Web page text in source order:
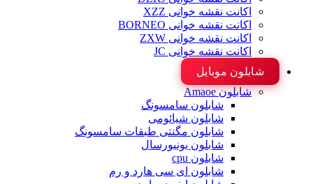
اکانت نقشه خوانی XZZ
اکانت نقشه خوانی BORNEO
اکانت نقشه خوانی ZXW
اکانت نقشه خوانی JC
شابلون موبایل
شابلون Amaoe
شابلون سامسونگ
شابلون شیائومی
شابلون مگنتی طبقات سامسونگ
شابلون یونیورسال
شابلون cpu
شابلون ای سی هارد و رم